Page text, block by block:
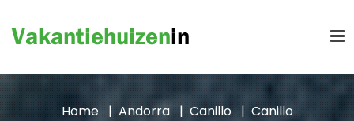
Home Andorra Canillo Canillo